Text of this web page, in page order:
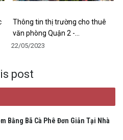
Thông tin thị trường cho thuê
văn phòng Quận 2 -…
22/05/2023
post
Bằng Bã Cà Phê Đơn Giản Tại Nhà